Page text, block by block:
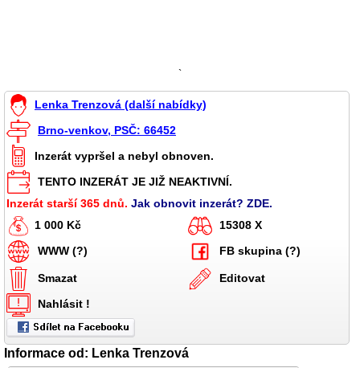
`
Lenka Trenzová (další nabídky)
Brno-venkov, PSČ: 66452
Inzerát vypršel a nebyl obnoven.
TENTO INZERÁT JE JIŽ NEAKTIVNÍ.
Inzerát starší 365 dnů. Jak obnovit inzerát? ZDE.
1 000 Kč
15308 X
WWW (?)
FB skupina (?)
Smazat
Editovat
Nahlásit !
Informace od: Lenka Trenzová